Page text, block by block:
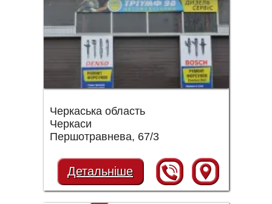
Черкаська область
Черкаси
Першотравнева, 67/3
Детальніше